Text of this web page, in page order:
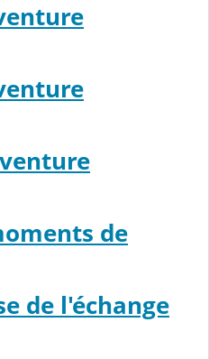
de
de l'échange